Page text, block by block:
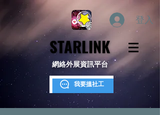
登入
STARLINK
STARLINK
網絡外展資訊平台
我要搵社工